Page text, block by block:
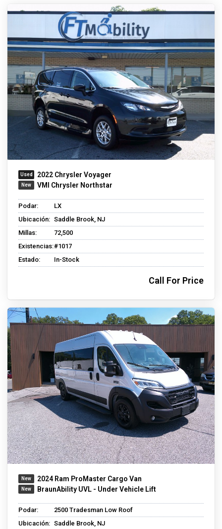
2022 Chrysler Voyager
VMI Chrysler Northstar
Podar:
LX
Ubicación: Saddle Brook, NJ
Millas:
72,500
Existencias:#1017
Estado:
In-Stock
Call For Price
2024 Ram ProMaster Cargo Van
BraunAbility UVL - Under Vehicle Lift
Podar:
2500 Tradesman Low Roof
Ubicación: Saddle Brook, NJ